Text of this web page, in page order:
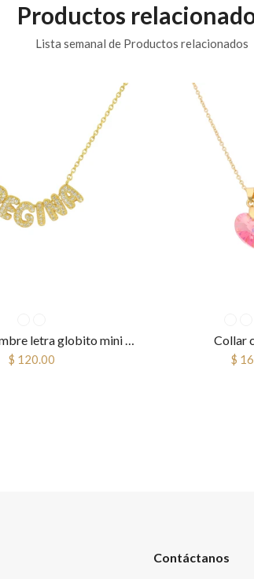
Productos
Lista semanal de Productos relacionados
Collar con nombre letra globito mini con piedra
$ 120.00
Collar
$
Contáctanos